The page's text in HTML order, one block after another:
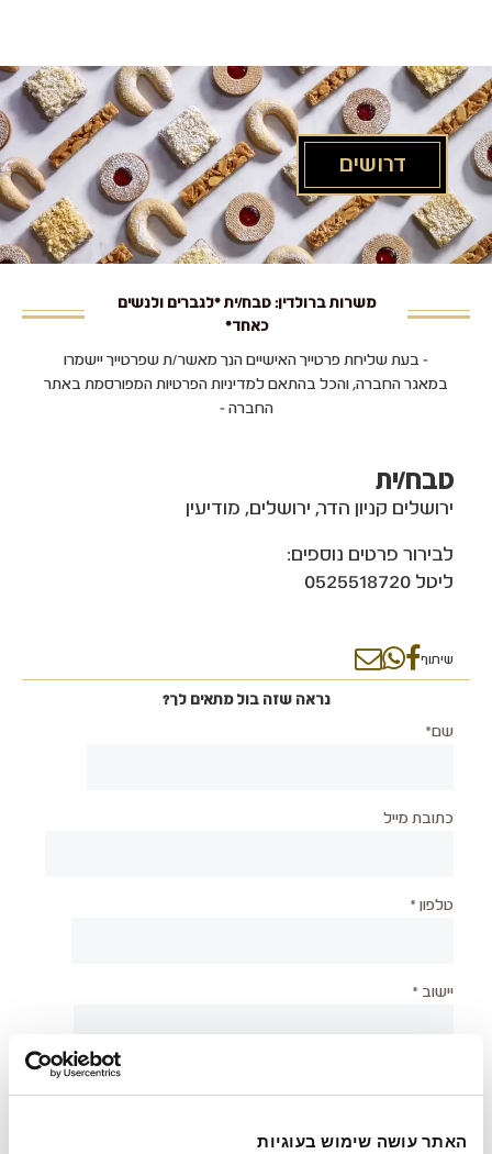
האתר עושה שימוש בעוגיות
דרושים
משרות ברולדין: טבח/ית *לגברים ולנשים
כאחד*
- בעת שליחת פרטייך האישיים הנך מאשר/ת שפרטייך יישמרו
במאגר החברה, והכל בהתאם למדיניות הפרטיות המפורסמת באתר
החברה -
טבח/ית
ירושלים קניון הדר, ירושלים, מודיעין
לבירור פרטים נוספים:
ליטל 0525518720
שיתוף
נראה שזה בול מתאים לך?
שם*
כתובת מייל
טלפון *
יישוב *